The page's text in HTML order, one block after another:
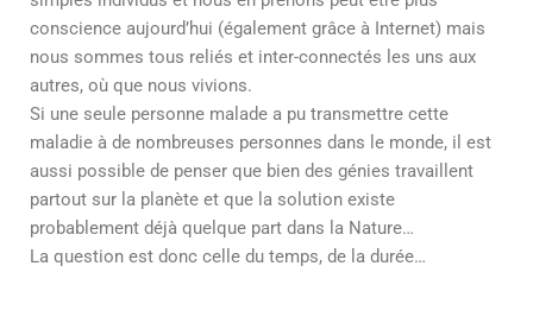
conscience aujourd’hui (également grâce à Internet) mais
nous sommes tous reliés et inter-connectés les uns aux
autres, où que nous vivions.
Si une seule personne malade a pu transmettre cette
maladie à de nombreuses personnes dans le monde, il est
aussi possible de penser que bien des génies travaillent
partout sur la planète et que la solution existe
probablement déjà quelque part dans la Nature…
La question est donc celle du temps, de la durée…